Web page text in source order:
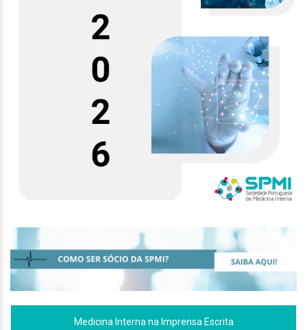
Medicina Interna na Imprensa Escrita